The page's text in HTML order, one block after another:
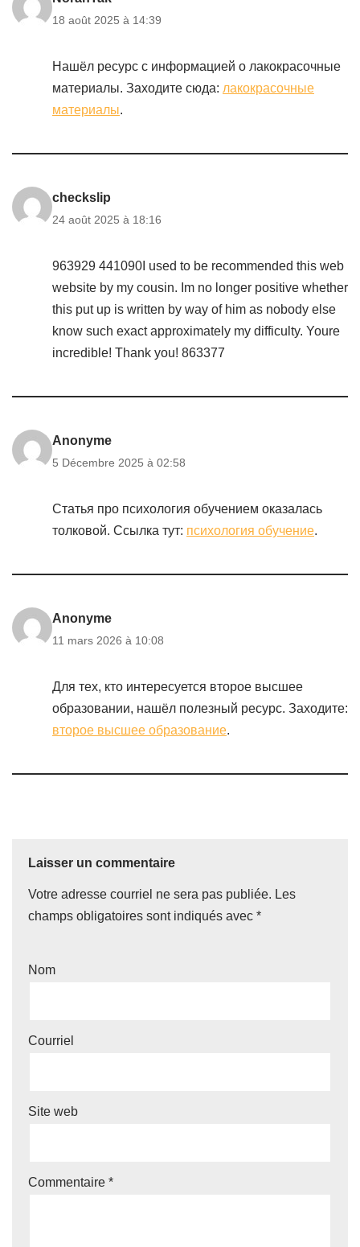
18 août 2025 à 14:39
Нашёл ресурс с информацией о лакокрасочные
материалы. Заходите сюда: лакокрасочные
материалы.
checkslip
24 août 2025 à 18:16
963929 441090I used to be recommended this web
website by my cousin. Im no longer positive whether
this put up is written by way of him as nobody else
know such exact approximately my difficulty. Youre
incredible! Thank you! 863377
Anonyme
5 Décembre 2025 à 02:58
Статья про психология обучением оказалась
толковой. Ссылка тут: психология обучение.
Anonyme
11 mars 2026 à 10:08
Для тех, кто интересуется второе высшее
образовании, нашёл полезный ресурс. Заходите:
второе высшее образование.
Laisser un commentaire
Votre adresse courriel ne sera pas publiée. Les
champs obligatoires sont indiqués avec *
Nom
Courriel
Site web
Commentaire *